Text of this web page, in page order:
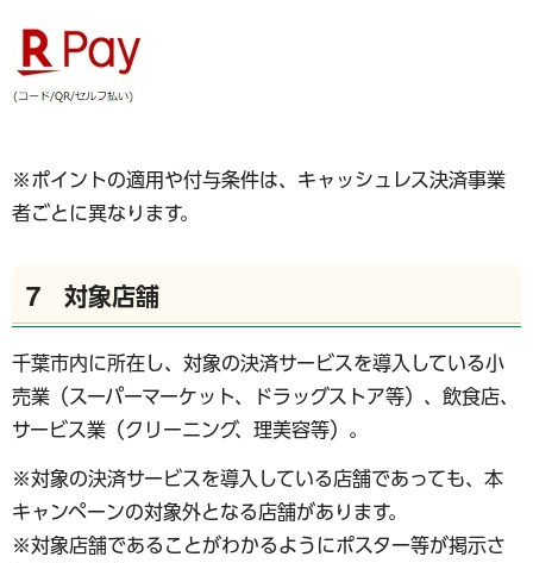
※ポイントの適用や付与条件は、キャッシュレス決済事業
者ごとに異なります。
7 対象店舗
千葉市内に所在し、対象の決済サービスを導入している小
売業（スーパーマーケット、ドラッグストア等）、飲食店、
サービス業（クリーニング、理美容等）。
※対象の決済サービスを導入している店舗であっても、本
キャンペーンの対象外となる店舗があります。
※対象店舗であることがわかるようにポスター等が掲示さ